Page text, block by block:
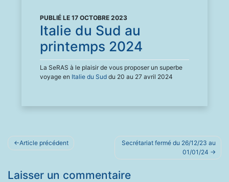
PUBLIÉ LE 17 OCTOBRE 2023
Italie du Sud au
printemps 2024
La SeRAS à le plaisir de vous proposer un superbe
voyage en Italie du Sud du 20 au 27 avril 2024
Navigation
de
l’article
Article précédent
Secrétariat fermé du 26/12/23 au
01/01/24
Laisser un commentaire